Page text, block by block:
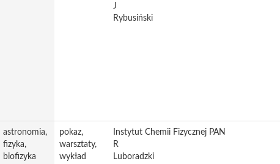
J
Rybusiński
astronomia,
fizyka,
biofizyka
pokaz,
warsztaty,
wykład
Instytut Chemii Fizycznej PAN
R
Luboradzki